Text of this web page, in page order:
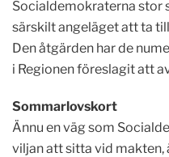
Socialdemokraterna stor
särskilt angeläget att ta
Den åtgärden har de
i Regionen föreslagit att
Sommarlovskort
Ännu en väg som
viljan att sitta vid